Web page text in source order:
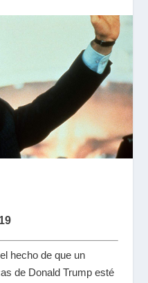
hecho de que un
de Donald Trump esté